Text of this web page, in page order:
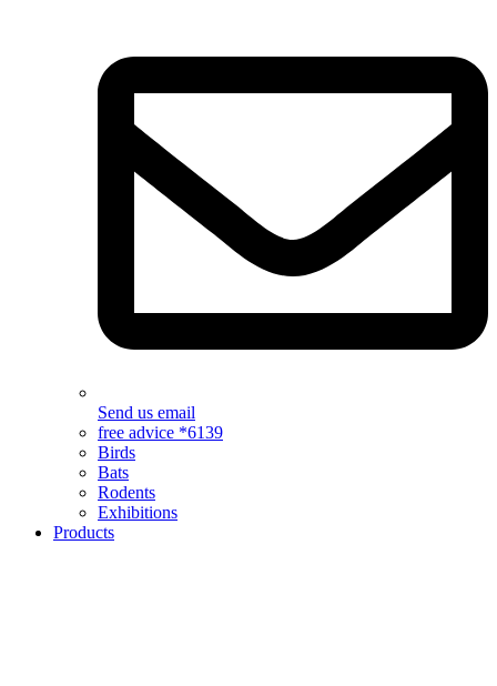
Send us email
free advice *6139
Birds
Bats
Rodents
Exhibitions
Products